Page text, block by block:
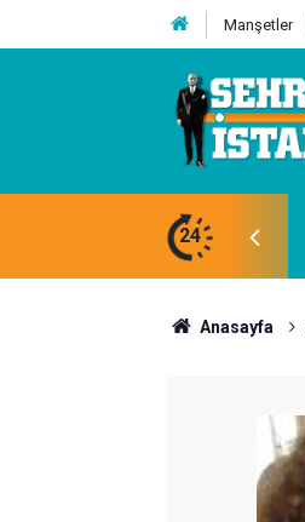
Manşetler
24
ve Çevre Dostu Ambalaj
Anasayfa